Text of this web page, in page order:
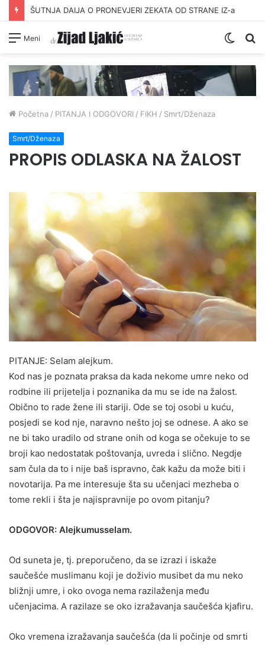
ŠUTNJA DAIJA O PRONEVJERI ZEKATA OD STRANE IZ-a
Meni
Switch
Početna / PITANJA I ODGOVORI / FIKH / Smrt/Dženaza
Smrt/Dženaza
PROPIS ODLASKA NA ŽALOST
PITANJE: Selam alejkum.
Kod nas je poznata praksa da kada nekome umre neko od
rodbine ili prijetelja i poznanika da mu se ide na žalost.
Obično to rade žene ili stariji. Ode se toj osobi u kuću,
posjedi se kod nje, naravno nešto joj se odnese. A ako se
ne bi tako uradilo od strane onih od koga se očekuje to se
broji kao nedostatak poštovanja, uvreda i slično. Negdje
sam čula da to i nije baš ispravno, čak kažu da može biti i
novotarija. Pa me interesuje šta su učenjaci mezheba o
tome rekli i šta je najispravnije po ovom pitanju?
ODGOVOR: Alejkumusselam.
Od suneta je, tj. preporučeno, da se izrazi i iskaže
saučešće muslimanu koji je doživio musibet da mu neko
bližnji umre, i oko ovoga nema razilaženja među
učenjacima. A razilaze se oko izražavanja saučešća kjafiru.
Oko vremena izražavanja saučešća (da li počinje od smrti